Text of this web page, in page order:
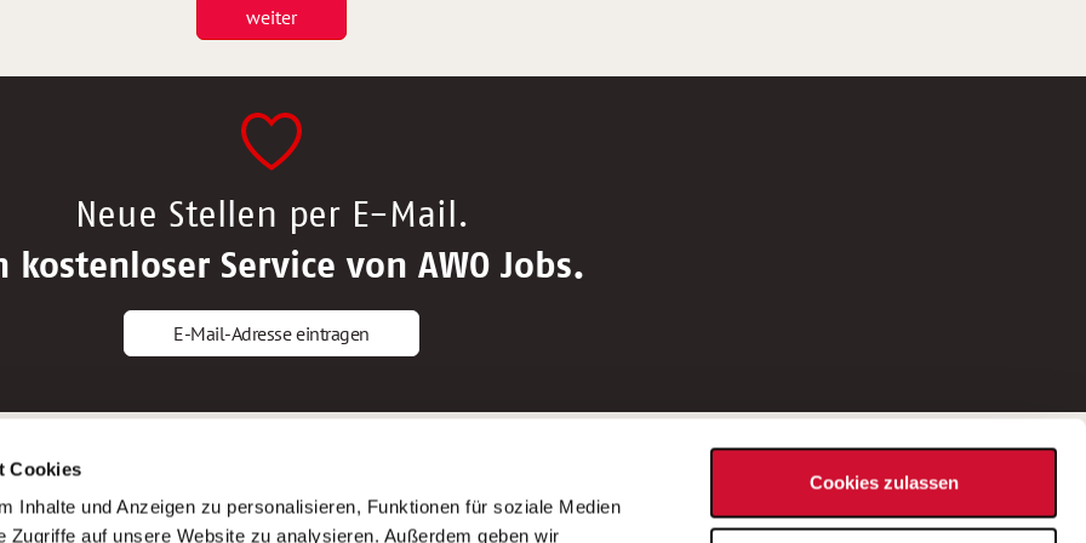
Cookies
Inhalte und Anzeigen zu personalisieren, Funktionen für soziale Medien
Zugriffe auf unsere Website zu analysieren. Außerdem geben wir
Cookies zulassen
weiter
Neue Stellen per E-Mail.
kostenloser Service von AWO Jobs.
E-Mail-Adresse eintragen
Altenpfleger*in
Krankenpfleger*in
AWO Gliederungen nach Bundesland
Stellenangebote nach Bundesländern